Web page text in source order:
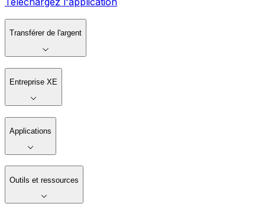
Transférer de l'argent
Entreprise XE
Applications
Outils et ressources